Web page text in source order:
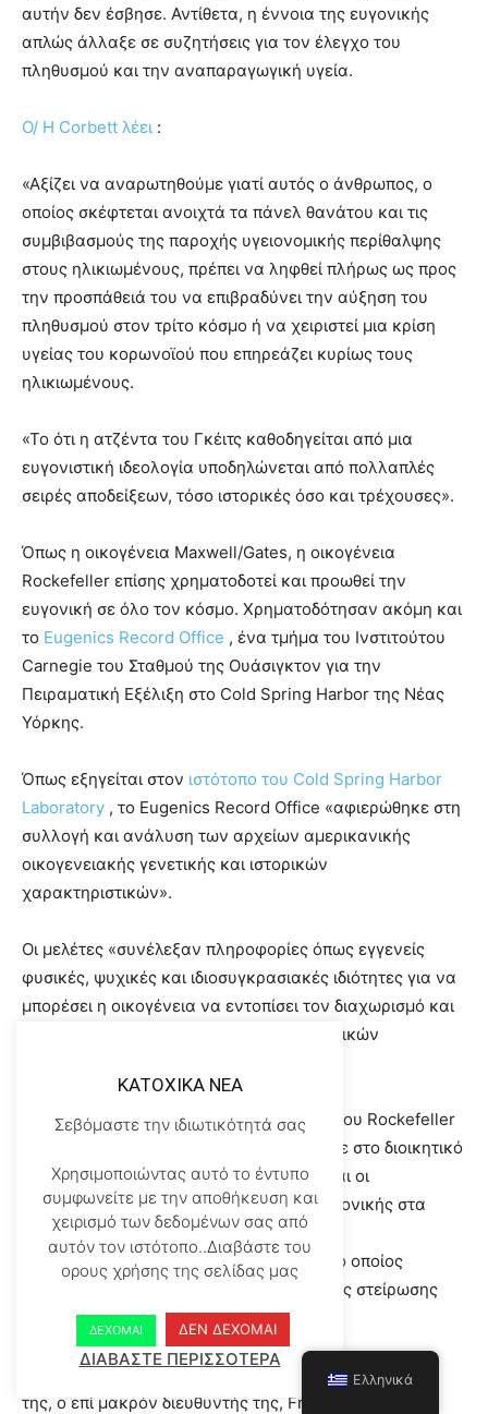
αυτήν δεν έσβησε. Αντίθετα, η έννοια της ευγονικής
απλώς άλλαξε σε συζητήσεις για τον έλεγχο του
πληθυσμού και την αναπαραγωγική υγεία.
Ο/ Η Corbett λέει :
«Αξίζει να αναρωτηθούμε γιατί αυτός ο άνθρωπος, ο
οποίος σκέφτεται ανοιχτά τα πάνελ θανάτου και τις
συμβιβασμούς της παροχής υγειονομικής περίθαλψης
στους ηλικιωμένους, πρέπει να ληφθεί πλήρως ως προς
την προσπάθειά του να επιβραδύνει την αύξηση του
πληθυσμού στον τρίτο κόσμο ή να χειριστεί μια κρίση
υγείας του κορωνοϊού που επηρεάζει κυρίως τους
ηλικιωμένους.
«Το ότι η ατζέντα του Γκέιτς καθοδηγείται από μια
ευγονιστική ιδεολογία υποδηλώνεται από πολλαπλές
σειρές αποδείξεων, τόσο ιστορικές όσο και τρέχουσες».
Όπως η οικογένεια Maxwell/Gates, η οικογένεια
Rockefeller επίσης χρηματοδοτεί και προωθεί την
ευγονική σε όλο τον κόσμο. Χρηματοδότησαν ακόμη και
το Eugenics Record Office , ένα τμήμα του Ινστιτούτου
Carnegie του Σταθμού της Ουάσιγκτον για την
Πειραματική Εξέλιξη στο Cold Spring Harbor της Νέας
Υόρκης.
Όπως εξηγείται στον ιστότοπο του Cold Spring Harbor
Laboratory , το Eugenics Record Office «αφιερώθηκε στη
συλλογή και ανάλυση των αρχείων αμερικανικής
οικογενειακής γενετικής και ιστορικών
χαρακτηριστικών».
Οι μελέτες «συνέλεξαν πληροφορίες όπως εγγενείς
φυσικές, ψυχικές και ιδιοσυγκρασιακές ιδιότητες για να
μπορέσει η οικογένεια να εντοπίσει τον διαχωρισμό και
τον ανασυνδυασμό εγγενών ή κληρονομικών
Ο William Welch, ο ιδρυτικός διευθυντής του Rockefeller
Institute for Medical Research, συμμετείχε στο διοικητικό
συμβούλιο του Eugenics Record Office και οι
Rockefellers υποστήριξαν ερευνητές ευγονικής στα
Ινστιτούτα Kaiser Wilhelm στη Γερμανία,
συμπεριλαμβανομένου του Ernst Rüdin, ο οποίος
συνέταξε τον νόμο περί καταναγκαστικής στείρωσης
της Ναζιστικής Γερμανίας.
Όταν η American Eugenics Society έκλεισε τις πόρτες
της, ο επί μακρόν διευθυντής της, Frederick Osborne,
KATOXIKA NEA
Σεβόμαστε την ιδιωτικότητά σας
Χρησιμοποιώντας αυτό το έντυπο
συμφωνείτε με την αποθήκευση και
χειρισμό των δεδομένων σας από
αυτόν τον ιστότοπο..Διαβάστε του
ορους χρήσης της σελίδας μας
ΔΕΧΟΜΑΙ ΔΕΝ ΔΕΧΟΜΑΙ
ΔΙΑΒΑΣΤΕ ΠΕΡΙΣΣΟΤΕΡΑ
Ελληνικά